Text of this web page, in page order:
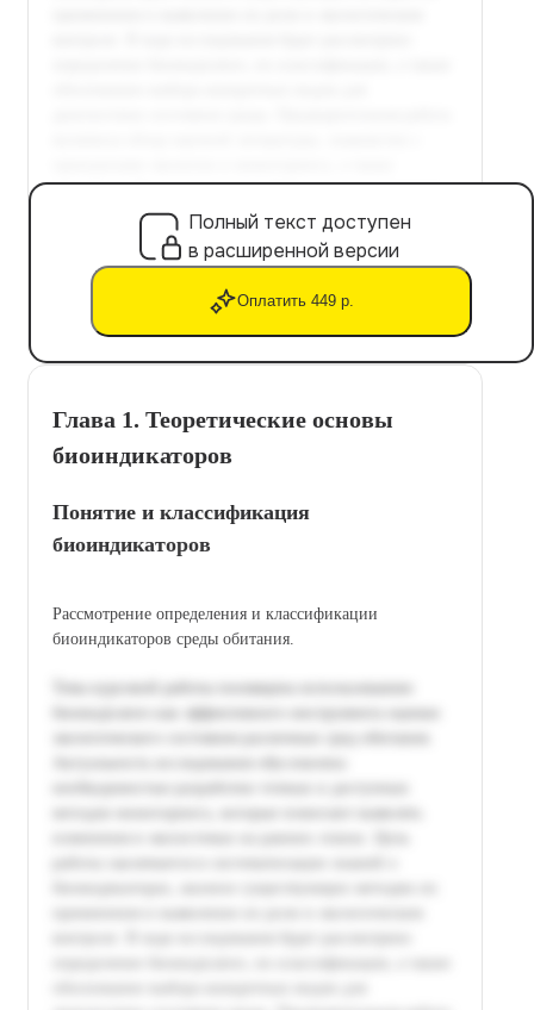
Полный текст доступен
в расширенной версии
Оплатить 449 р.
Глава 1. Теоретические основы
биоиндикаторов
Понятие и классификация
биоиндикаторов
Рассмотрение определения и классификации
биоиндикаторов среды обитания.